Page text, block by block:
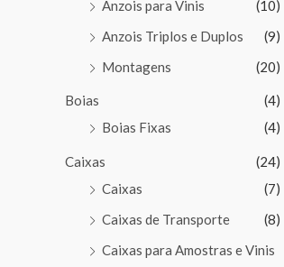
Anzois para Vinis
(10)
Anzois Triplos e Duplos
(9)
Montagens
(20)
Boias
(4)
Boias Fixas
(4)
Caixas
(24)
Caixas
(7)
Caixas de Transporte
(8)
Caixas para Amostras e Vinis